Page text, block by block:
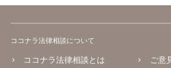
ココナラ法律相談について
ココナラ法律相談とは ご意